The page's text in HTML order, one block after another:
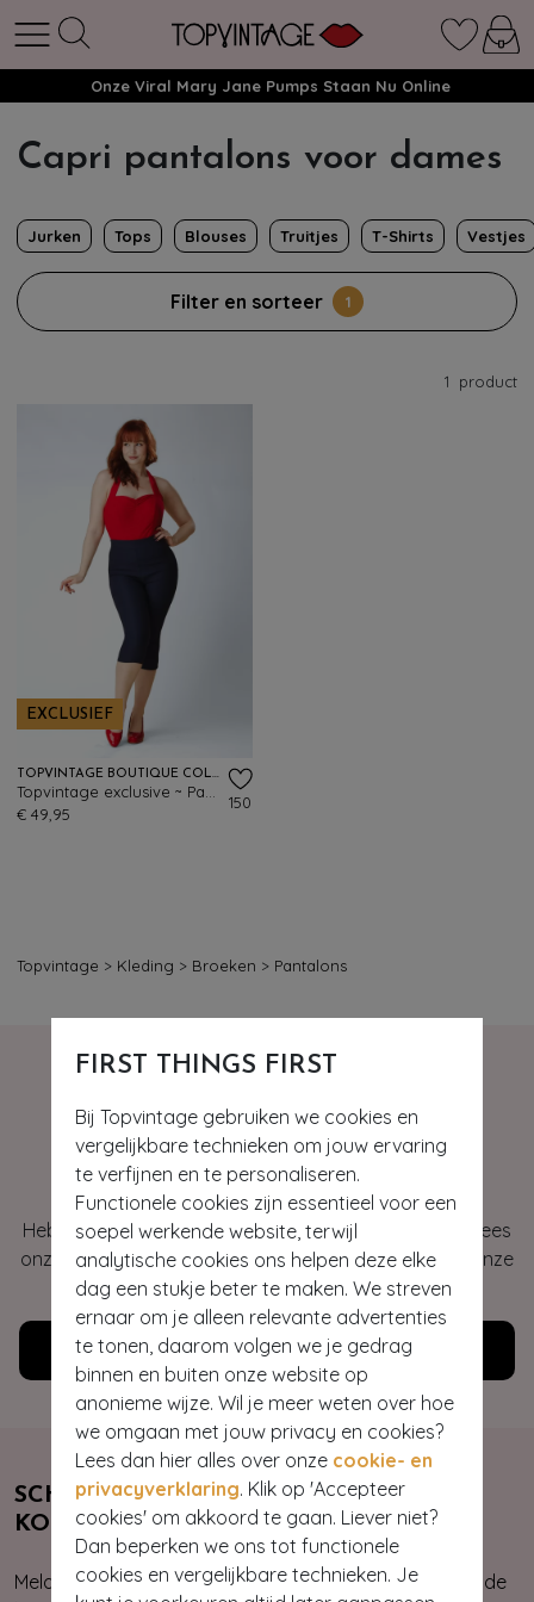
FIRST THINGS FIRST
Bij Topvintage gebruiken we cookies en
vergelijkbare technieken om jouw ervaring
te verfijnen en te personaliseren.
Functionele cookies zijn essentieel voor een
soepel werkende website, terwijl
analytische cookies ons helpen deze elke
dag een stukje beter te maken. We streven
ernaar om je alleen relevante advertenties
te tonen, daarom volgen we je gedrag
binnen en buiten onze website op
anonieme wijze. Wil je meer weten over hoe
we omgaan met jouw privacy en cookies?
Lees dan hier alles over onze cookie- en
privacyverklaring. Klik op 'Accepteer
cookies' om akkoord te gaan. Liever niet?
Dan beperken we ons tot functionele
cookies en vergelijkbare technieken. Je
Onze Viral Mary Jane Pumps Staan Nu Online
Capri pantalons voor dames
Jurken Tops Blouses Truitjes T-Shirts Vestjes
Filter en sorteer 1
1 product
EXCLUSIEF
TOPVINTAGE BOUTIQUE COLLECTION
€ 49,95
150
Topvintage > Kleding > Broeken > Pantalons
Hey gorgeous
Heb je vragen of heb je hulp nodig bij je bestelling? Lees
onze veelgestelde vragen of neem contact op met onze
klantenservice. Wij helpen je graag!
Klantenservice
SCHRIJF JE NU IN & ONTVANG 10%
KORTING
Meld je aan voor onze nieuwsbrief. Zo ben je altijd op de